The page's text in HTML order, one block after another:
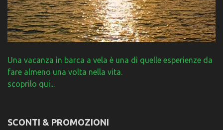
Una vacanza in barca a vela è una di quelle esperienze da
fare almeno una volta nella vita.
scoprilo qui...
SCONTI & PROMOZIONI